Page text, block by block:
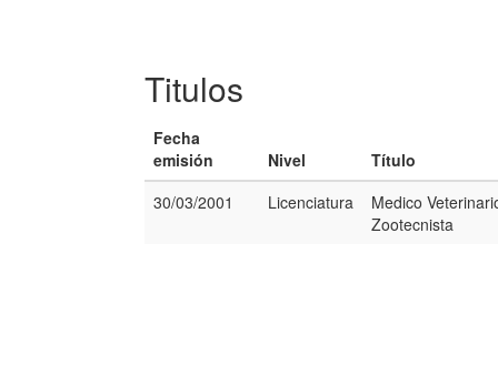
Titulos
Fecha
emisión
Nivel
Título
30/03/2001
Licenciatura
Medico
Zootecnista